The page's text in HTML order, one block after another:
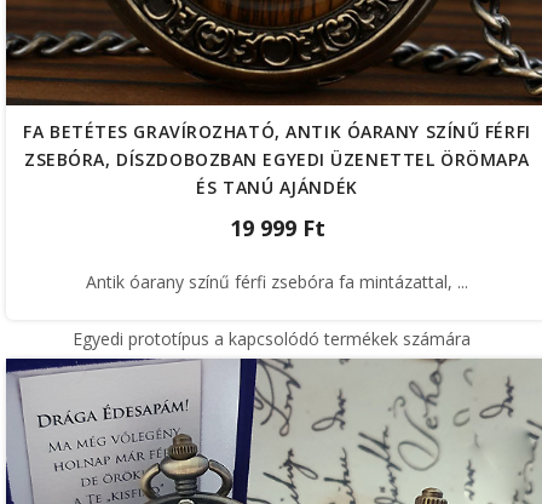
FA BETÉTES GRAVÍROZHATÓ, ANTIK ÓARANY SZÍNŰ FÉRFI
ZSEBÓRA, DÍSZDOBOZBAN EGYEDI ÜZENETTEL ÖRÖMAPA
ÉS TANÚ AJÁNDÉK
19 999 Ft
Antik óarany színű férfi zsebóra fa mintázattal, ...
Egyedi prototípus a kapcsolódó termékek számára